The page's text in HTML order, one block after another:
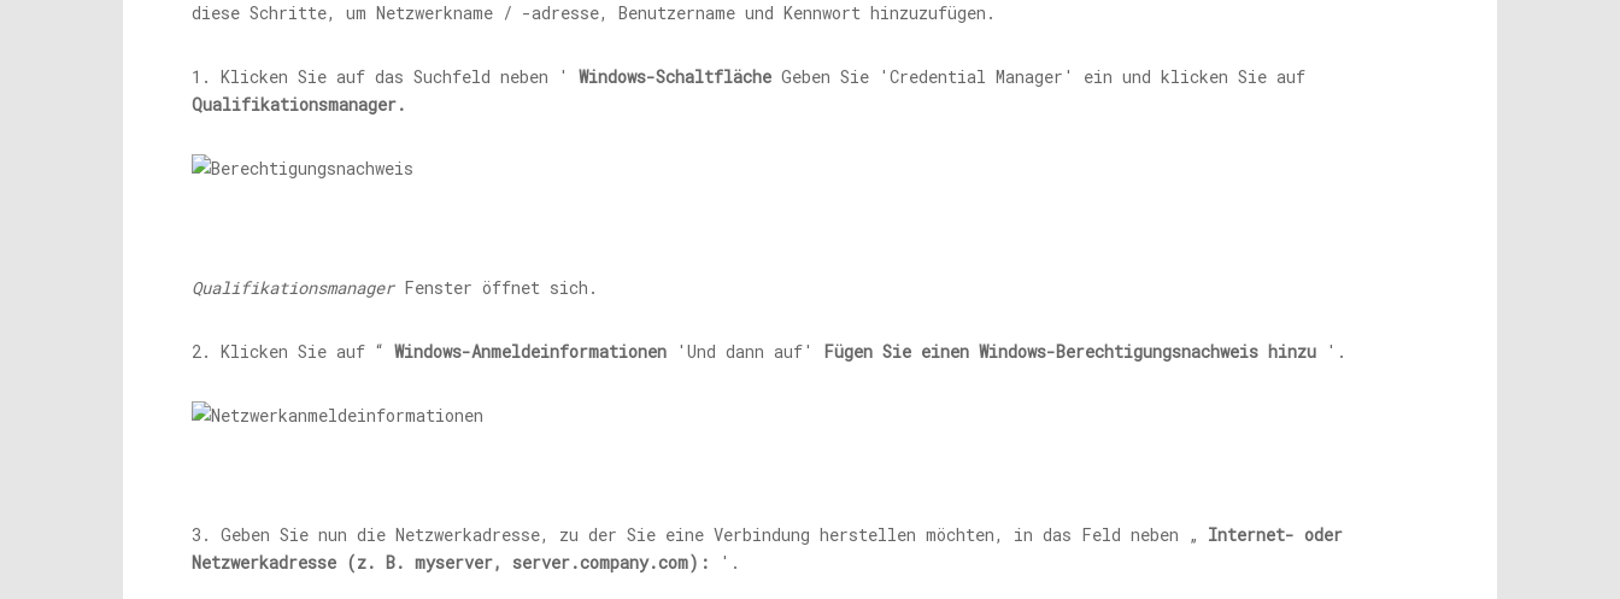
diese Schritte, um Netzwerkname / -adresse, Benutzername und Kennwort hinzuzufügen.
1. Klicken Sie auf das Suchfeld neben ' Windows-Schaltfläche Geben Sie 'Credential Manager' ein und klicken Sie auf
Qualifikationsmanager.
QualifikationsmanagerFenster öffnet sich.
2. Klicken Sie auf “ Windows-Anmeldeinformationen 'Und dann auf' Fügen Sie einen Windows-Berechtigungsnachweis hinzu '.
3. Geben Sie nun die Netzwerkadresse, zu der Sie eine Verbindung herstellen möchten, in das Feld neben „ Internet- oder
Netzwerkadresse (z. B. myserver, server.company.com): '.